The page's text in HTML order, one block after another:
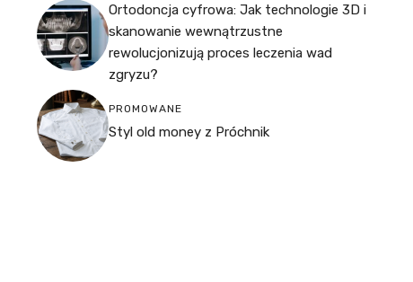
Ortodoncja cyfrowa: Jak technologie 3D i
skanowanie wewnątrzustne
rewolucjonizują proces leczenia wad
zgryzu?
PROMOWANE
Styl old money z Próchnik